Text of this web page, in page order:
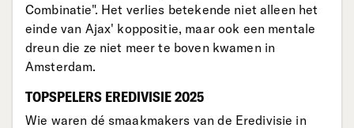
Combinatie". Het verlies betekende niet alleen het
einde van Ajax' koppositie, maar ook een mentale
dreun die ze niet meer te boven kwamen in
Amsterdam.
TOPSPELERS EREDIVISIE 2025
Wie waren dé smaakmakers van de Eredivisie in